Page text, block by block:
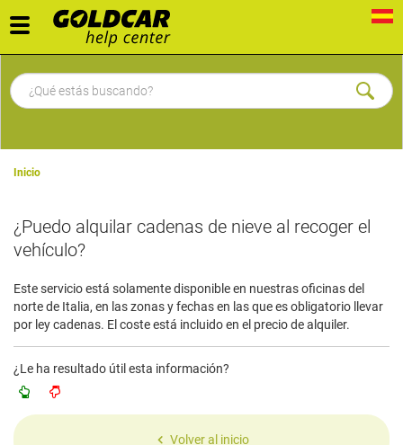
Toggle
navigation
Inicio
¿Puedo alquilar cadenas de nieve al recoger el
vehículo?
Este servicio está solamente disponible en nuestras oficinas del
norte de Italia, en las zonas y fechas en las que es obligatorio llevar
por ley cadenas. El coste está incluido en el precio de alquiler.
¿Le ha resultado útil esta información?
Volver al inicio